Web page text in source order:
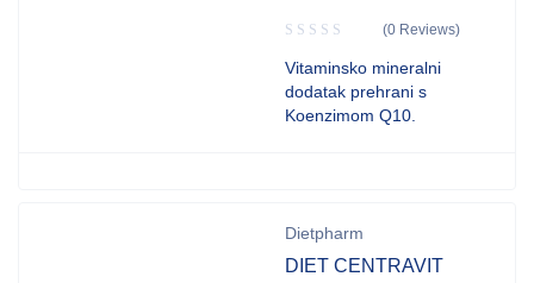
(0 Reviews)
Vitaminsko mineralni
dodatak prehrani s
Koenzimom Q10.
Dietpharm
DIET CENTRAVIT